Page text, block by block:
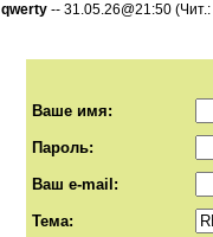
qwerty -- 31.05.26@21:50
Ваше имя:
Пароль:
Ваш e-mail:
Тема: